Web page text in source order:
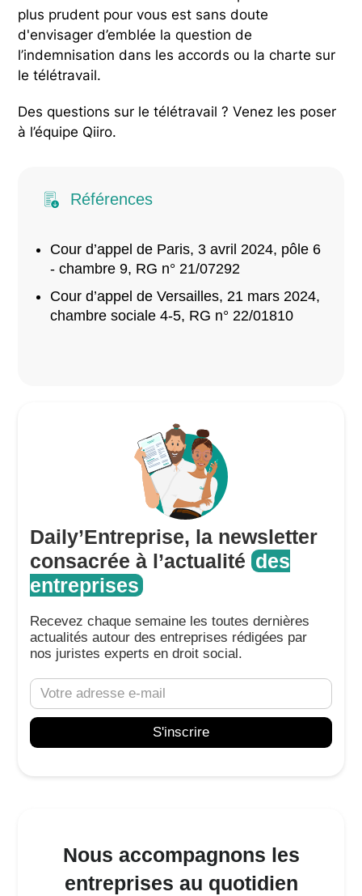
plus prudent pour vous est sans doute
d'envisager d’emblée la question de
l’indemnisation dans les accords ou la charte sur
le télétravail.
Des questions sur le télétravail ? Venez les poser
à l’équipe Qiiro.
Références
Cour d’appel de Paris, 3 avril 2024, pôle 6
- chambre 9, RG n° 21/07292
Cour d’appel de Versailles, 21 mars 2024,
chambre sociale 4-5, RG n° 22/01810
Daily’Entreprise, la newsletter
consacrée à l’actualité des
entreprises
Recevez chaque semaine les toutes dernières
actualités autour des entreprises rédigées par
nos juristes experts en droit social.
Nous accompagnons les
entreprises au quotidien